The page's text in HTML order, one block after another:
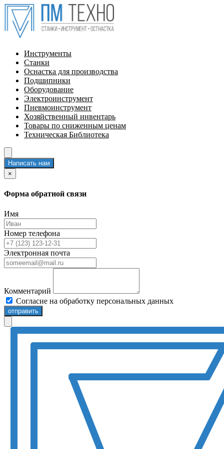
Инструменты
Станки
Оснастка для производства
Подшипники
Оборудование
Электроинструмент
Пневмоинструмент
Хозяйственный инвентарь
Товары по сниженным ценам
Техническая Библиотека
Написать нам
×
Форма обратной связи
Имя
Номер телефона
Электронная почта
Комментарий
Согласие на обработку персональных данных
отправить